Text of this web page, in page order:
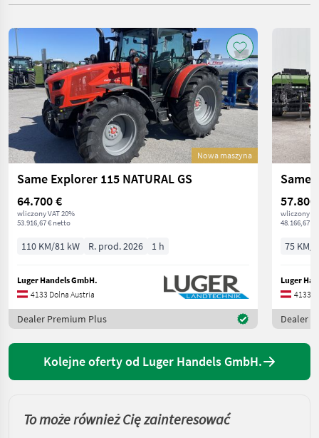
Nowa maszyna
Same Explorer 115 NATURAL GS
64.700 €
wliczony VAT 20%
53.916,67 € netto
110 KM/81 kW R. prod. 2026 1 h
Luger Handels GmbH.
4133 Dolna Austria
Dealer Premium Plus
Same
57.800
wliczony
48.166,67 €
75 KM/
Luger
4133
Dealer
Kolejne oferty od Luger Handels GmbH.
To może również Cię zainteresować